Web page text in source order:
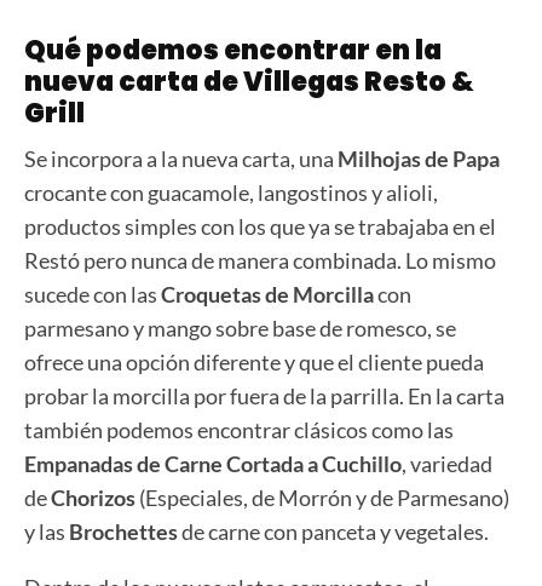
Qué podemos encontrar en la
nueva carta de Villegas Resto &
Grill
Se incorpora a la nueva carta, una Milhojas de Papa
crocante con guacamole, langostinos y alioli,
productos simples con los que ya se trabajaba en el
Restó pero nunca de manera combinada. Lo mismo
sucede con lasCroquetas de Morcillacon
parmesano y mango sobre base de romesco, se
ofrece una opción diferente y que el cliente pueda
probar la morcilla por fuera de la parrilla. En la carta
también podemos encontrar clásicos como las
Empanadas de Carne Cortada a Cuchillo, variedad
deChorizos(Especiales, de Morrón y de Parmesano)
y las Brochettesde carne con panceta y vegetales.